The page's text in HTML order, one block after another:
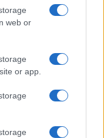
web or
or app.